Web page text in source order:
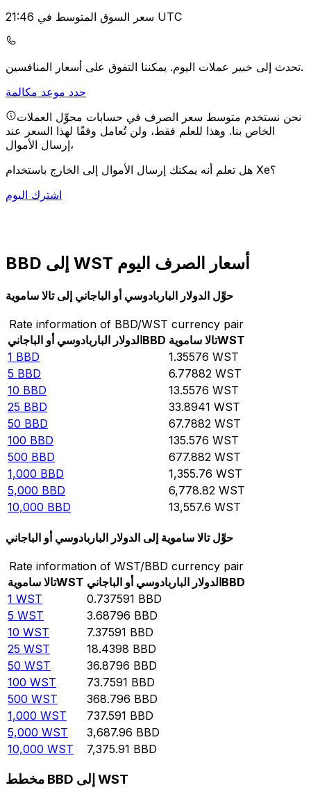
سعر السوق المتوسط في 21:46 UTC
تحدث إلى خبير عملات اليوم.يمكننا التفوق على أسعار المنافسين.
حدد موعد مكالمة
نحن نستخدم متوسط سعر الصرف في حسابات محوِّل العملات
الخاص بنا. وهذا للعلم فقط، ولن تُعامل وفقًا لهذا السعر عند
إرسال الأموال،
هل تعلم أنه يمكنك إرسال الأموال إلى الخارج باستخدام Xe؟
اشترك اليوم
BBD إلى WST أسعار الصرف اليوم
حوِّل الدولار الباربادوسي أو الباجاني إلى تالا ساموية
Rate information of BBD/WST currency pair
الدولار الباربادوسي أو الباجانيBBD تالا سامويةWST
1 BBD 1.35576 WST
5 BBD 6.77882 WST
10 BBD 13.5576 WST
25 BBD 33.8941 WST
50 BBD 67.7882 WST
100 BBD 135.576 WST
500 BBD 677.882 WST
1,000 BBD 1,355.76 WST
5,000 BBD 6,778.82 WST
10,000 BBD 13,557.6 WST
حوِّل تالا ساموية إلى الدولار الباربادوسي أو الباجاني
Rate information of WST/BBD currency pair
تالا سامويةWST الدولار الباربادوسي أو الباجانيBBD
1 WST 0.737591 BBD
5 WST 3.68796 BBD
10 WST 7.37591 BBD
25 WST 18.4398 BBD
50 WST 36.8796 BBD
100 WST 73.7591 BBD
500 WST 368.796 BBD
1,000 WST 737.591 BBD
5,000 WST 3,687.96 BBD
10,000 WST 7,375.91 BBD
مخطط BBD إلى WST